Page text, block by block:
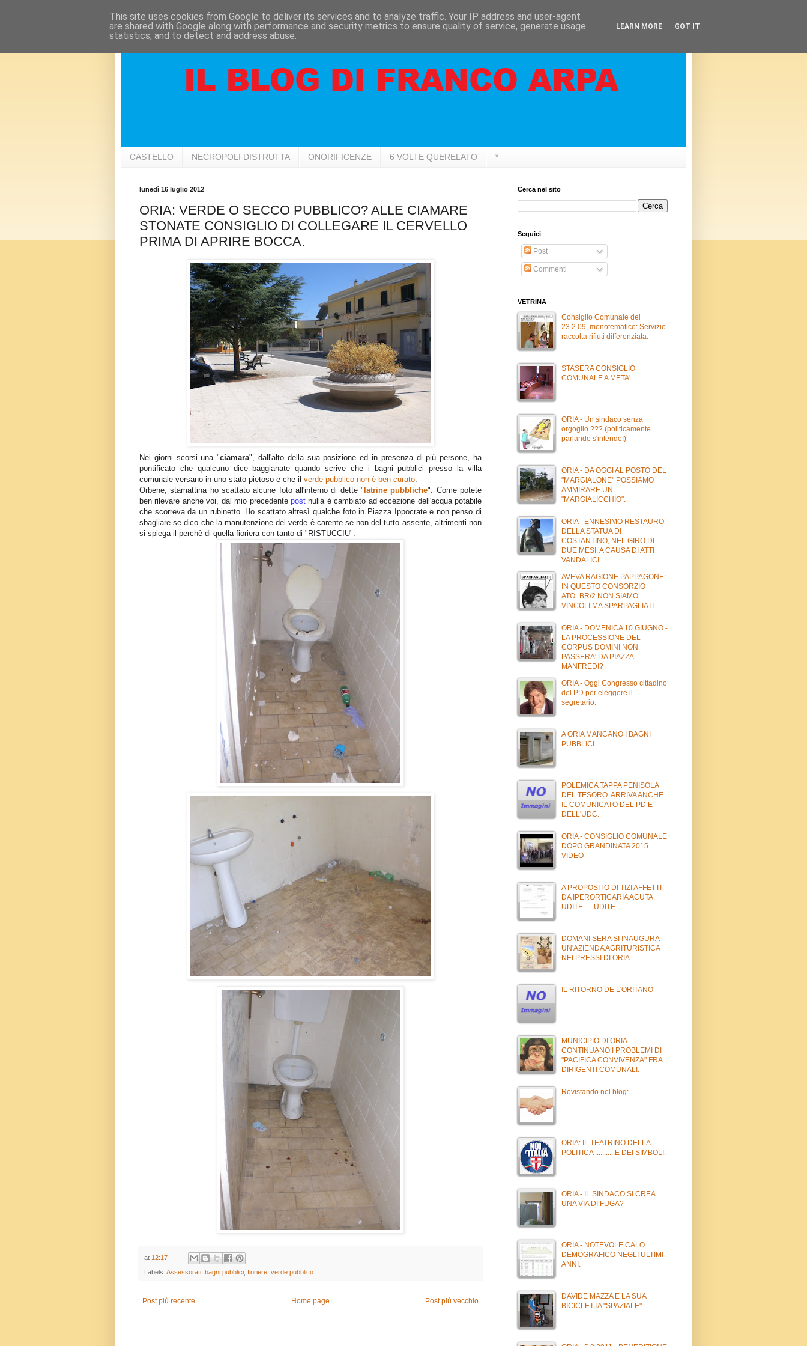
CASTELLO NECROPOLI DISTRUTTA ONORIFICENZE 6 VOLTE QUERELATO *
lunedì 16 luglio 2012
ORIA: VERDE O SECCO PUBBLICO? ALLE CIAMARE
STONATE CONSIGLIO DI COLLEGARE IL CERVELLO
PRIMA DI APRIRE BOCCA.
Nei giorni scorsi una "ciamara", dall'alto della sua posizione ed in presenza di più persone, ha
pontificato che qualcuno dice baggianate quando scrive che i bagni pubblici presso la villa
comunale versano in uno stato pietoso e che il verde pubblico non è ben curato.
Orbene, stamattina ho scattato alcune foto all'interno di dette " latrine pubbliche". Come potete
ben rilevare anche voi, dal mio precedente post nulla è cambiato ad eccezione dell'acqua potabile
che scorreva da un rubinetto. Ho scattato altresì qualche foto in Piazza Ippocrate e non penso di
sbagliare se dico che la manutenzione del verde è carente se non del tutto assente, altrimenti non
si spiega il perchè di quella fioriera con tanto di "RISTUCCIU".
at 12:17
Labels: Assessorati bagni pubblici fioriere verde pubblico
Post più recente Post più vecchio
Home page
Cerca nel sito
Seguici
Post
Commenti
VETRINA
Consiglio Comunale del
23.2.09, monotematico: Servizio
raccolta rifiuti differenziata.
STASERA CONSIGLIO
COMUNALE A META'
ORIA - Un sindaco senza
orgoglio ??? (politicamente
parlando s'intende!)
ORIA - DA OGGI AL POSTO DEL
"MARGIALONE" POSSIAMO
AMMIRARE UN
"MARGIALICCHIO".
ORIA - ENNESIMO RESTAURO
DELLA STATUA DI
COSTANTINO, NEL GIRO DI
DUE MESI, A CAUSA DI ATTI
VANDALICI.
AVEVA RAGIONE PAPPAGONE:
IN QUESTO CONSORZIO
ATO_BR/2 NON SIAMO
VINCOLI MA SPARPAGLIATI
ORIA - DOMENICA 10 GIUGNO -
LA PROCESSIONE DEL
CORPUS DOMINI NON
PASSERA' DA PIAZZA
MANFREDI?
ORIA - Oggi Congresso cittadino
del PD per eleggere il
segretario.
A ORIA MANCANO I BAGNI
PUBBLICI
POLEMICA TAPPA PENISOLA
DEL TESORO. ARRIVA ANCHE
IL COMUNICATO DEL PD E
DELL'UDC.
ORIA - CONSIGLIO COMUNALE
DOPO GRANDINATA 2015.
VIDEO -
A PROPOSITO DI TIZI AFFETTI
DA IPERORTICARIA ACUTA.
UDITE .... UDITE...
DOMANI SERA SI INAUGURA
UN'AZIENDA AGRITURISTICA
NEI PRESSI DI ORIA.
IL RITORNO DE L'ORITANO
MUNICIPIO DI ORIA -
CONTINUANO I PROBLEMI DI
"PACIFICA CONVIVENZA" FRA
DIRIGENTI COMUNALI.
Rovistando nel blog:
ORIA: IL TEATRINO DELLA
POLITICA ...........E DEI SIMBOLI.
ORIA - IL SINDACO SI CREA
UNA VIA DI FUGA?
ORIA - NOTEVOLE CALO
DEMOGRAFICO NEGLI ULTIMI
ANNI.
DAVIDE MAZZA E LA SUA
BICICLETTA "SPAZIALE"
This site uses cookies from Google to deliver its services and to analyze traffic. Your IP address and user-agent
are shared with Google along with performance and security metrics to ensure quality of service, generate usage
statistics, and to detect and address abuse.
LEARN MORE GOT IT